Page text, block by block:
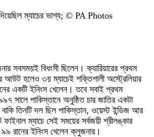
ম্যাচের ভাগ্য; © PA Photos
সবসময়ই বিধংসী ছিলেন। ক্যারিয়ারের প্রথম
আউট হলেও ৩য় ম্যাচেই শক্তিশালী অস্ট্রেলিয়ার
একটি ইনিংস খেলেন। তবে সবাই প্রথম
সালে পাকিস্তানে অনুষ্ঠিত চার জাতির একটা
বাকি তিনটি দল ছিল পাকিস্তান, ওয়েস্ট ইন্ডিজ আর
ফাইনাল ম্যাচে সেই সময়ের সর্বজয়ী শ্রীলঙ্কার
৯৯ রানের ইনিংস খেলেন ক্লুজনার।